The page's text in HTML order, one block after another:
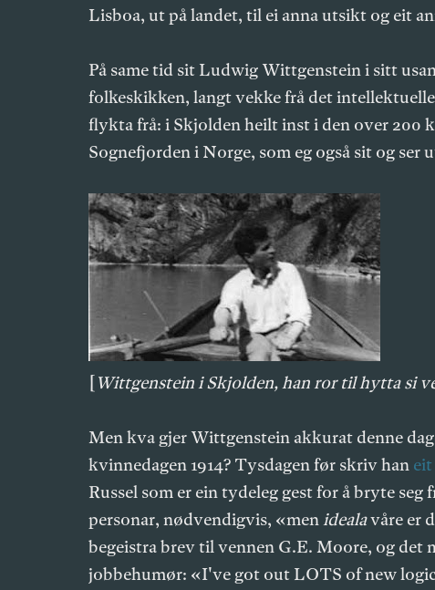
Lisboa, ut på landet, til ei anna utsikt og eit
På same tid sit Ludwig Wittgenstein i sitt
folkeskikken, langt vekke frå det
flykta frå: i Skjolden heilt inst i den over 200
Sognefjorden i Norge, som eg også sit og ser
[Wittgenstein i Skjolden, han ror til hytta si
Men kva gjer Wittgenstein akkurat denne
kvinnedagen 1914? Tysdagen før skriv han
Russel som er ein tydeleg gest for å bryte
personar, nødvendigvis, «menidealavåre er
begeistra brev til vennen G.E. Moore, og det
jobbehumør: «I've got out LOTS of new